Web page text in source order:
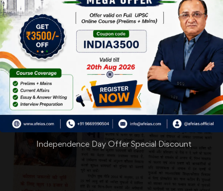
To Download Click Here.
Independence Day Offer Special Discount